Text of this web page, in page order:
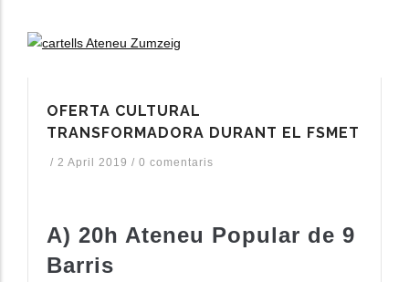
OFERTA CULTURAL
TRANSFORMADORA DURANT EL FSMET
/ 2 April 2019 / 0 comentaris
A) 20h Ateneu Popular de 9
Barris